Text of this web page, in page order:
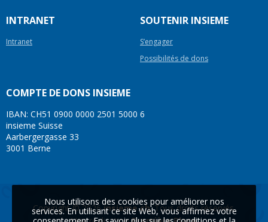
INTRANET
Intranet
SOUTENIR INSIEME
S’engager
Possibilités de dons
COMPTE DE DONS INSIEME
IBAN: CH51 0900 0000 2501 5000 6
insieme Suisse
Aarbergergasse 33
3001 Berne
Copyright © 2026insieme.ch. Tous droits réservés.
Nous utilisons des cookies pour améliorer nos
services. En utilisant ce site Web, vous affirmez votre